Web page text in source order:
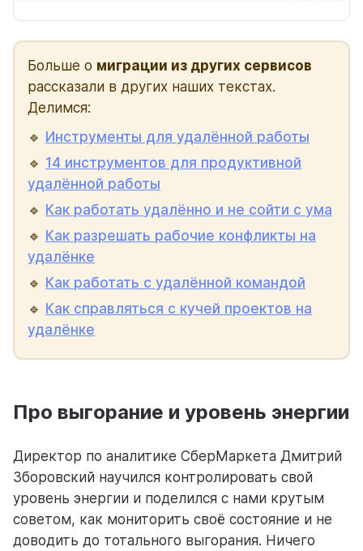
Больше о миграции из других сервисов
рассказали в других наших текстах.
Делимся:
🔹 Инструменты для удалённой работы
🔹 14 инструментов для продуктивной
удалённой работы
🔹 Как работать удалённо и не сойти с ума
🔹 Как разрешать рабочие конфликты на
удалёнке
🔹 Как работать с удалённой командой
🔹 Как справляться с кучей проектов на
удалёнке
Про выгорание и уровень энергии
Директор по аналитике СберМаркета Дмитрий
Зборовский научился контролировать свой
уровень энергии и поделился с нами крутым
советом, как мониторить своё состояние и не
доводить до тотального выгорания. Ничего